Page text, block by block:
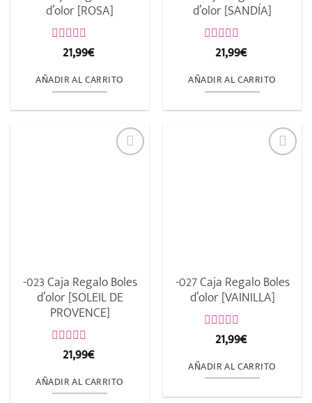
d’olor [ROSA]
Valorado
de
5
21,99€
AÑADIR AL CARRITO
d’olor [SANDÍA]
Valorado
de
5
21,99€
AÑADIR AL CARRITO
-023 Caja Regalo Boles
d’olor [SOLEIL DE
PROVENCE]
Valorado
de
5
21,99€
AÑADIR AL CARRITO
-027 Caja Regalo Boles
d’olor [VAINILLA]
Valorado
de
5
21,99€
AÑADIR AL CARRITO